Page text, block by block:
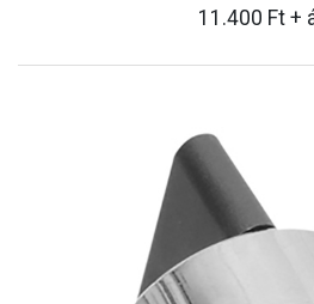
11.400 Ft +